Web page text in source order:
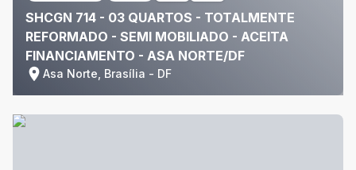
SHCGN 714 - 03 QUARTOS - TOTALMENTE
REFORMADO - SEMI MOBILIADO - ACEITA
FINANCIAMENTO - ASA NORTE/DF
Asa Norte, Brasília - DF